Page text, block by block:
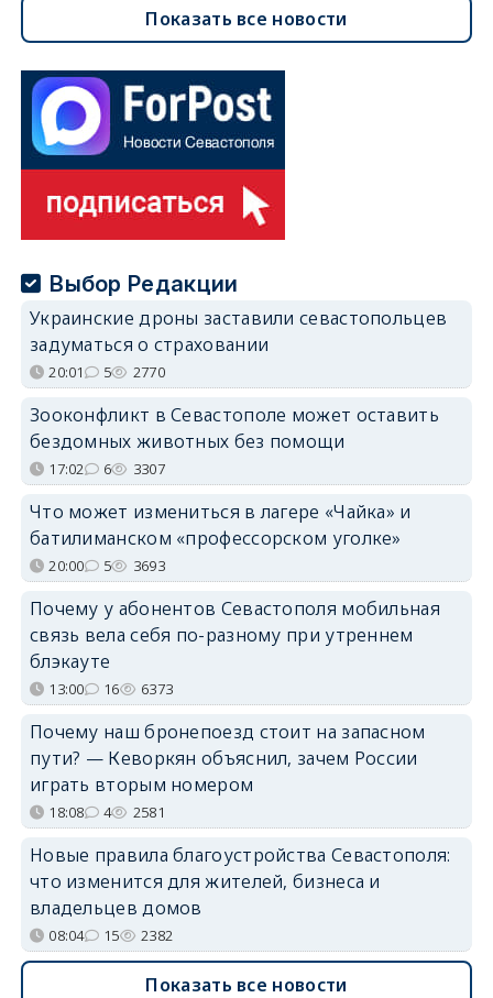
Показать все новости
Выбор Редакции
Украинские дроны заставили севастопольцев
задуматься о страховании
20:01 5 2770
Зооконфликт в Севастополе может оставить
бездомных животных без помощи
17:02 6 3307
Что может измениться в лагере «Чайка» и
батилиманском «профессорском уголке»
20:00 5 3693
Почему у абонентов Севастополя мобильная
связь вела себя по-разному при утреннем
блэкауте
13:00 16 6373
Почему наш бронепоезд стоит на запасном
пути? — Кеворкян объяснил, зачем России
играть вторым номером
18:08 4 2581
Новые правила благоустройства Севастополя:
что изменится для жителей, бизнеса и
владельцев домов
08:04 15 2382
Показать все новости